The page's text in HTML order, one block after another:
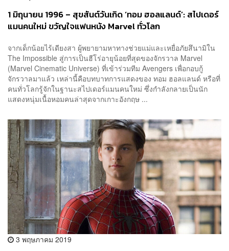
1 มิถุนายน 1996 – สุขสันต์วันเกิด ‘ทอม ฮอลแลนด์’: สไปเดอร์
แมนคนใหม่ ขวัญใจแฟนหนัง Marvel ทั่วโลก
จากเด็กน้อยไร้เดียงสา ผู้พยายามหาทางช่วยแม่และเหยื่อภัยสึนามิใน
The Impossible สู่การเป็นฮีโร่อายุน้อยที่สุดของจักรวาล Marvel
(Marvel Cinematic Universe) ที่เข้าร่วมทีม Avengers เพื่อกอบกู้
จักรวาลมาแล้ว เหล่านี้คือบทบาทการแสดงของ ทอม ฮอลแลนด์ หรือที่
คนทั่วโลกรู้จักในฐานะสไปเดอร์แมนคนใหม่ ซึ่งกำลังกลายเป็นนัก
แสดงหนุ่มเนื้อหอมคนล่าสุดจากเกาะอังกฤษ ...
3 พฤษภาคม 2019